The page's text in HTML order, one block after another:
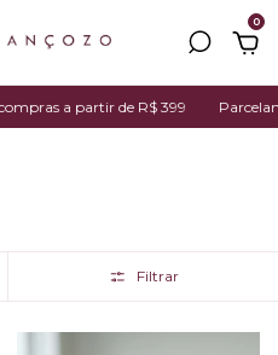
0
Parcelamos em até 7x no cartão de
Filtrar